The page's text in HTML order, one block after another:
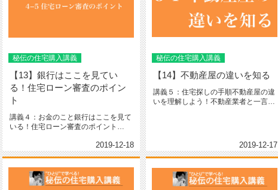
秘伝の住宅購入講義
【13】銀行はここを見てい
る！住宅ローン審査のポイン
ト
講義４：お金のこと銀行はここを見て
いる！住宅ローン審査のポイント
2019-12-18
秘伝の住宅購入講義
【14】不動産屋の違いを知る
講義５：住宅探しの手順不動産屋の違
いを理解しよう！不動産業者と一言で
2019-12-17